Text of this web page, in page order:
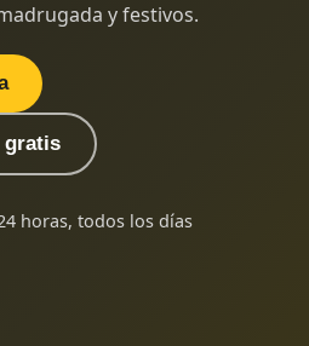
y festivos.
gratis
horas, todos los días